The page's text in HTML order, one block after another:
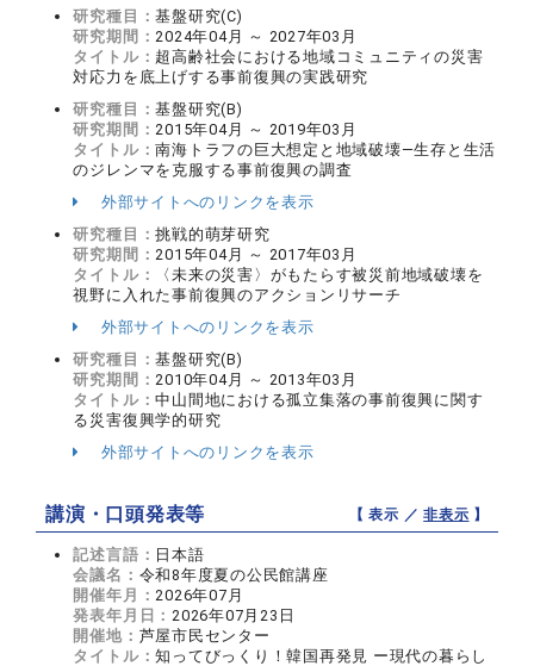
研究種目：基盤研究(C)
研究期間：2024年04月 ～ 2027年03月
タイトル： 超高齢社会における地域コミュニティの災害
対応力を底上げする事前復興の実践研究
研究種目：基盤研究(B)
研究期間：2015年04月 ～ 2019年03月
タイトル：南海トラフの巨大想定と地域破壊―生存と生活
のジレンマを克服する事前復興の調査
外部サイトへのリンクを表示
研究種目：挑戦的萌芽研究
研究期間：2015年04月 ～ 2017年03月
タイトル：
〈未来の災害〉がもたらす被災前地域破壊を
視野に入れた事前復興のアクションリサーチ
外部サイトへのリンクを表示
研究種目：基盤研究(B)
研究期間：2010年04月 ～ 2013年03月
タイトル：中山間地における孤立集落の事前復興に関す
る災害復興学的研究
外部サイトへのリンクを表示
講演・口頭発表等 【 表示 ／非表示 】
記述言語： 日本語
会議名： 令和8年度夏の公民館講座
開催年月：2026年07月
発表年月日：2026年07月23日
開催地： 芦屋市民センター
タイトル：知ってびっくり！韓国再発見 ー現代の暮らし